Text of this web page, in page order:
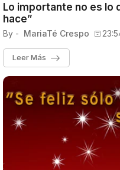
Lo importante no es lo
hace”
By - MariaTé Crespo
Leer Más